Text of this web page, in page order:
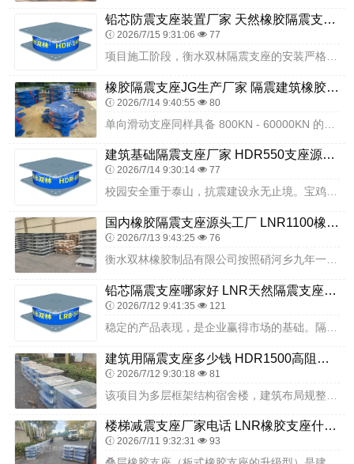
铅芯防震支座装置厂家 天然橡胶隔震支座厂家 建筑Y4Q铅芯橡胶隔震支座源头工厂
2026/7/15 9:31:06 77
橡胶隔震支座JG生产厂家 隔震建筑橡胶隔震支座多少钱 LNR900天然橡胶支座什么价格
2026/7/14 9:40:55 80
建筑基础隔震支座厂家 HDR550支座源头工厂 LRB500铅芯隔震支座厂家
2026/7/14 9:30:14 77
校园安全重于泰山，抗震建设永无止境。宝鸡方塘高级中学二期项目通过选用衡水双林橡胶制品有限公司的隔震支座，高标准完成校园抗震安全升级，为当地校园建筑隔震技术应用提...
国内橡胶隔震支座源头工厂 LNR1100橡胶隔震支座源头工厂 LNR橡胶隔震支座800(II型)
2026/7/13 9:43:25 76
铅芯隔震支座哪家好 LNR天然隔震支座多少钱 摩擦摆隔震支座FPS-Ⅱ-8000-200生产厂家
2026/7/12 9:41:35 121
建筑用隔震支座多少钱 HDR1500高阻尼橡胶隔震支座 LNR1000橡胶支座多少钱
2026/7/12 9:30:18 81
楼梯减震支座厂家电话 LNR橡胶支座什么价格 橡胶铅芯隔震支座源头工厂
2026/7/11 9:32:31 93